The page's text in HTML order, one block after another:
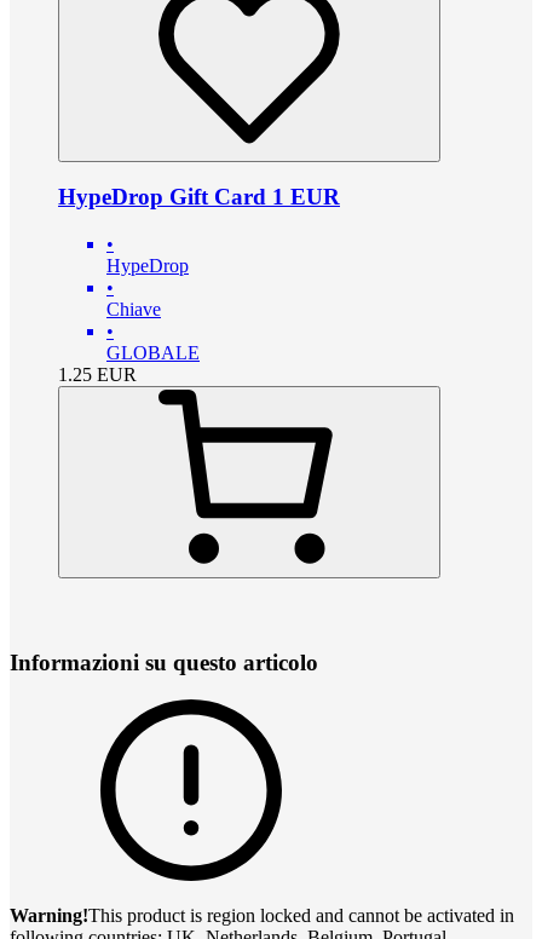
HypeDrop Gift Card 1 EUR
•
HypeDrop
•
Chiave
•
GLOBALE
1.25 EUR
Informazioni su questo articolo
Warning!This product is region locked and cannot be activated in